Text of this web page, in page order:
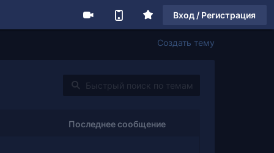
Вход / Регистрация
Создать тему
Последнее сообщение